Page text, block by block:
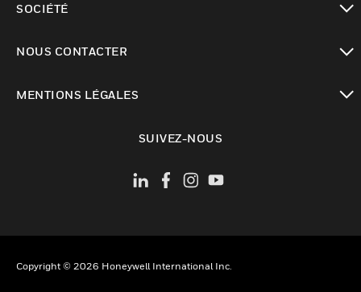
SOCIÉTÉ
NOUS CONTACTER
MENTIONS LÉGALES
SUIVEZ-NOUS
Copyright © 2026 Honeywell International Inc.